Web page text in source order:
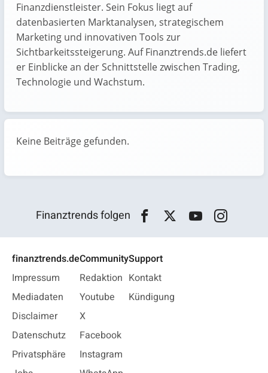
Finanzdienstleister. Sein Fokus liegt auf
datenbasierten Marktanalysen, strategischem
Marketing und innovativen Tools zur
Sichtbarkeitssteigerung. Auf Finanztrends.de liefert
er Einblicke an der Schnittstelle zwischen Trading,
Technologie und Wachstum.
Keine Beiträge gefunden.
Finanztrends folgen
finanztrends.de
Impressum
Mediadaten
Disclaimer
Datenschutz
Privatsphäre
Community
Redaktion
Youtube
X
Facebook
Instagram
Support
Kontakt
Kündigung